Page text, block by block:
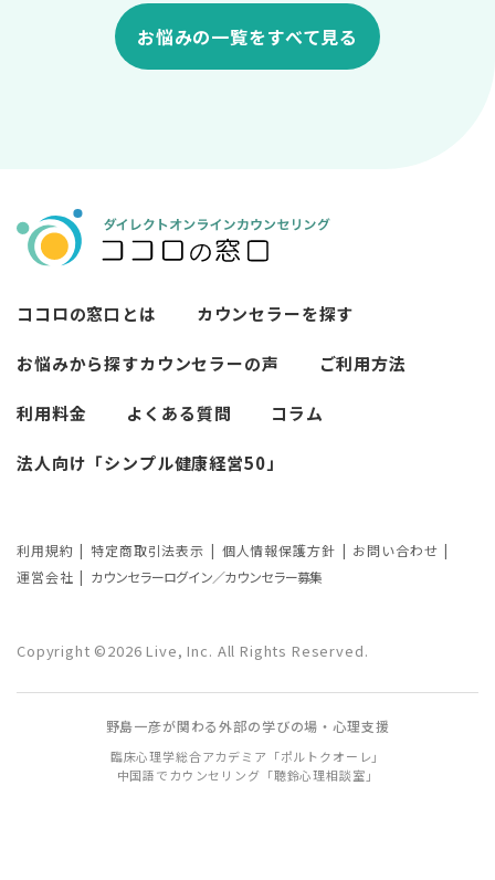
家族の人間関係についての悩み
家庭の愚痴を聞いて欲しい
お悩みの一覧をすべて見る
ココロの窓口とは カウンセラーを探す
お悩みから探すカウンセラーの声 ご利用方法
利用料金 よくある質問 コラム
法人向け「シンプル健康経営50」
Copyright ©2026 Live, Inc. All Rights Reserved.
利用規約 特定商取引法表示 個人情報保護方針
お問い合わせ
運営会社
カウンセラーログイン／カウンセラー募集
野島一彦が関わる外部の学びの場・心理支援
臨床心理学総合アカデミア「ポルトクオーレ」
中国語でカウンセリング「聴鈴心理相談室」